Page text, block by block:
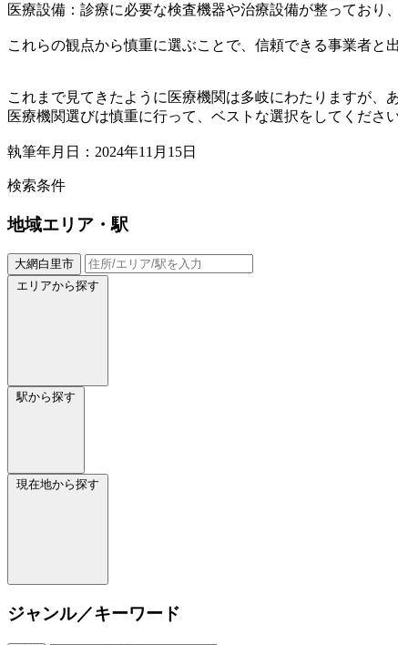
医療設備：診療に必要な検査機器や治療設備が整ってお
これらの観点から慎重に選ぶことで、信頼できる事業者と
これまで見てきたように医療機関は多岐にわたりますが、
医療機関選びは慎重に行って、ベストな選択をしてください
執筆年月日：2024年11月15日
検索条件
地域エリア・駅
大網白里市
エリアから探す
駅から探す
現在地から探す
ジャンル／キーワード